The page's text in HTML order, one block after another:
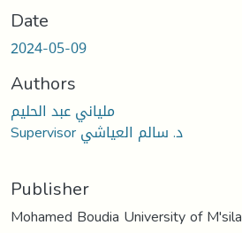
Date
2024-05-09
Authors
ملياني عبد الحليم
Supervisor د. سالم العياشي
Publisher
Mohamed Boudia University of M'sila